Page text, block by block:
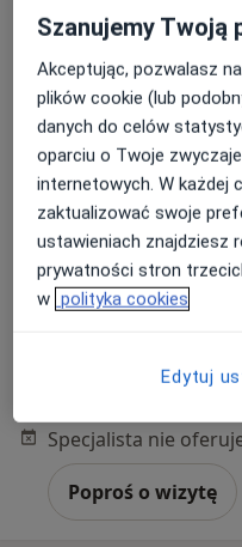
Bezpieczne płatności
mgr Justyna Siejka
Psycholog·Więcej
28 opinii
Adres 1 Adres 2
Poproś o wizytę
Szanujemy Twoją
Akceptując, pozwalasz
plików cookie (lub
danych do celów
oparciu o Twoje
internetowych. W każdej
zaktualizować swoje
ustawieniach znajdziesz
prywatności stron
w polityka cookies
Edytuj